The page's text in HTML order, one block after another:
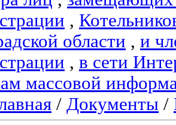
,
области , и
, в сети
массовой
/ Документы /